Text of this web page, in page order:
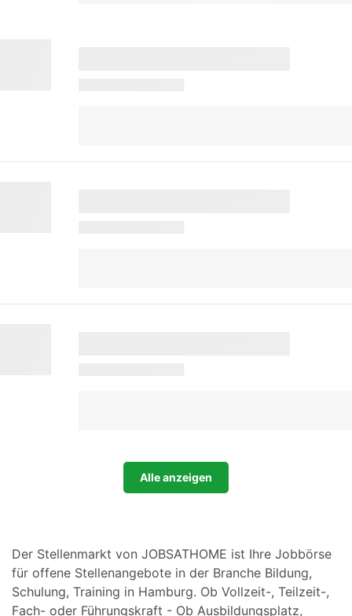
Alle anzeigen
Der Stellenmarkt von JOBSATHOME ist Ihre Jobbörse
für offene Stellenangebote in der Branche Bildung,
Schulung, Training in Hamburg. Ob Vollzeit-, Teilzeit-,
Fach- oder Führungskraft - Ob Ausbildungsplatz,